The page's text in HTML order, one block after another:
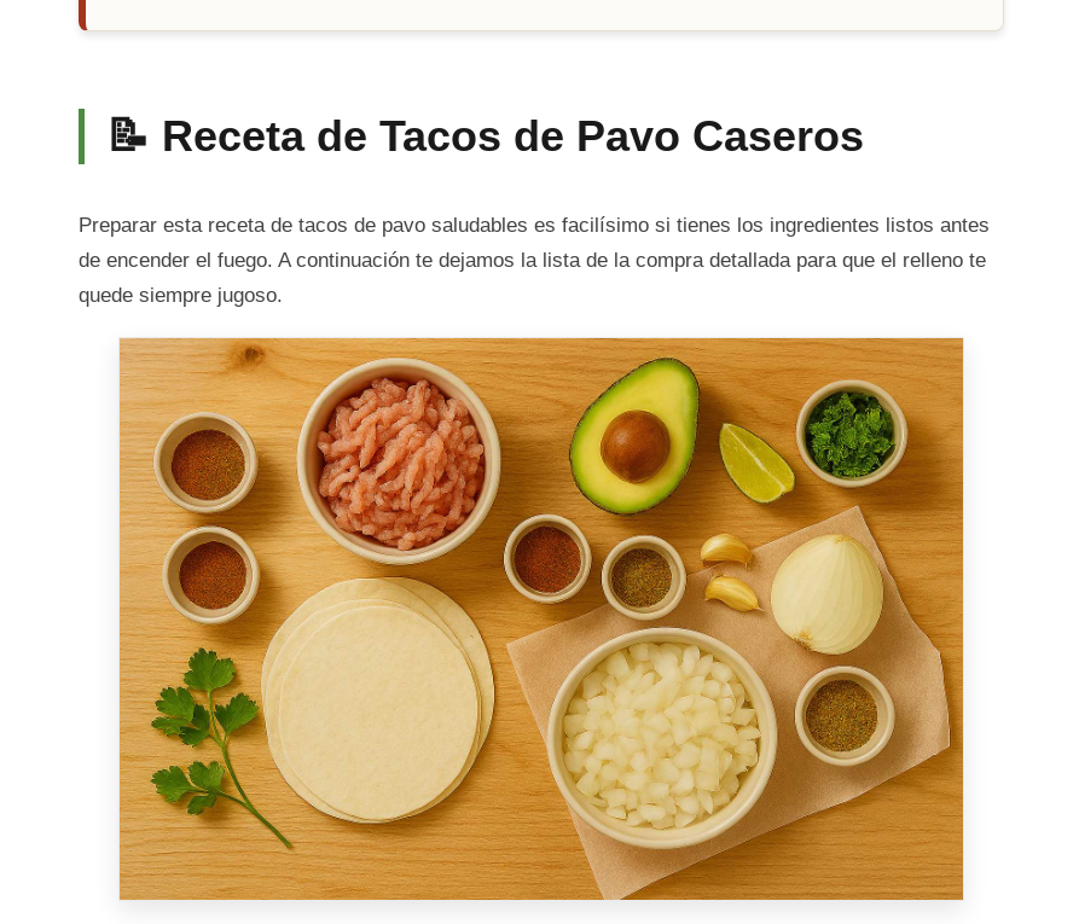
📝 Receta de Tacos de Pavo Caseros
Preparar esta receta de tacos de pavo saludables es facilísimo si tienes los ingredientes listos antes
de encender el fuego. A continuación te dejamos la lista de la compra detallada para que el relleno te
quede siempre jugoso.